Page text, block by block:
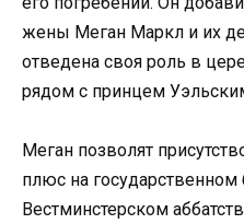
жены Меган Маркл и их
отведена своя роль в
рядом с принцем
Меган позволят
плюс на
Вестминстерском